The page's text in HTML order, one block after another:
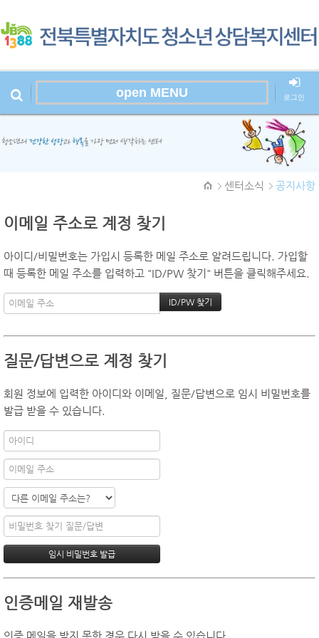
open MENU 로그인
센터소식
공지사항
이메일 주소로 계정 찾기
아이디/비밀번호는 가입시 등록한 메일 주소로 알려드립니다. 가입할
때 등록한 메일 주소를 입력하고 "ID/PW 찾기" 버튼을 클릭해주세요.
질문/답변으로 계정 찾기
회원 정보에 입력한 아이디와 이메일, 질문/답변으로 임시 비밀번호를
발급 받을 수 있습니다.
인증메일 재발송
인증 메일을 받지 못한 경우 다시 받을 수 있습니다.